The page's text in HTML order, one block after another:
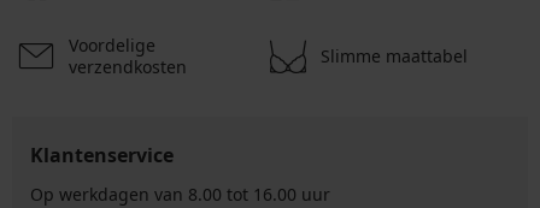
Voordelige
verzendkosten
Slimme maattabel
Klantenservice
Op werkdagen van 8.00 tot 16.00 uur